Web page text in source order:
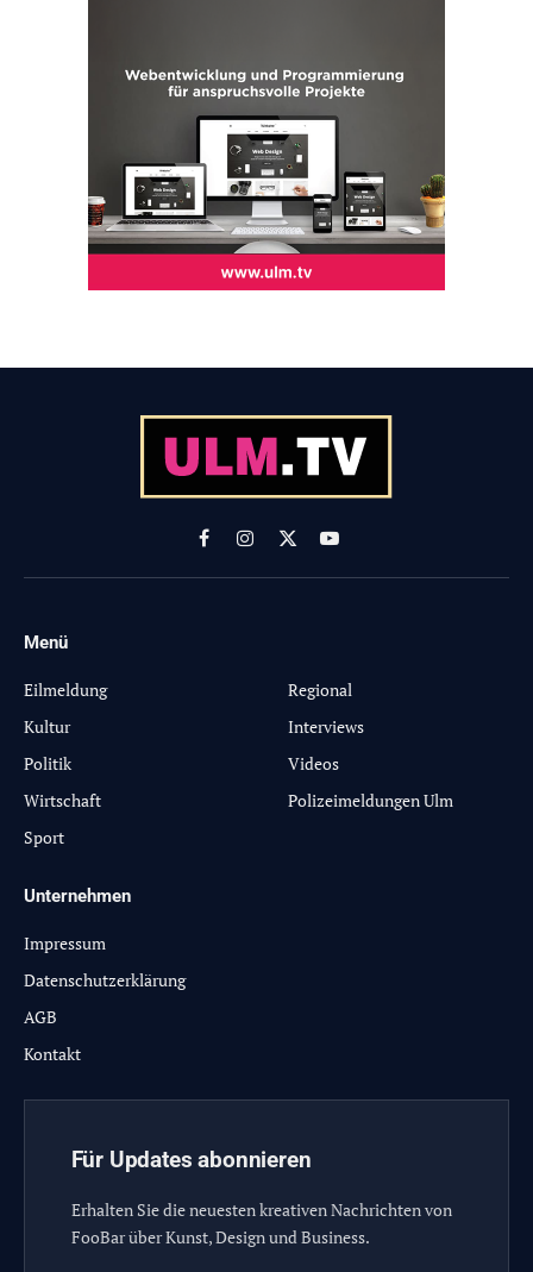
FacebookInstagram
X
(Twitter)
YouTube
Menü
Eilmeldung
Kultur
Politik
Wirtschaft
Sport
Regional
Interviews
Videos
Polizeimeldungen Ulm
Unternehmen
Impressum
Datenschutzerklärung
AGB
Kontakt
Für Updates abonnieren
Erhalten Sie die neuesten kreativen Nachrichten von
FooBar über Kunst, Design und Business.